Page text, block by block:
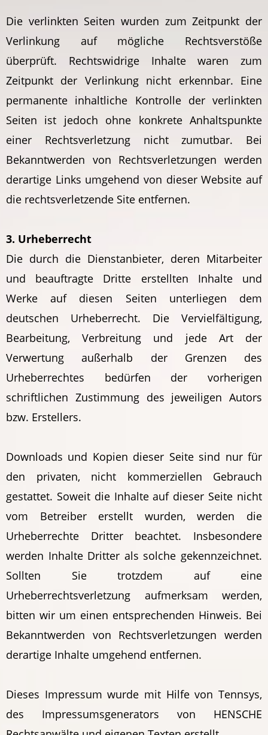
Die verlinkten Seiten wurden zum Zeitpunkt der
Verlinkung auf mögliche Rechtsverstöße
überprüft. Rechtswidrige Inhalte waren zum
Zeitpunkt der Verlinkung nicht erkennbar. Eine
permanente inhaltliche Kontrolle der verlinkten
Seiten ist jedoch ohne konkrete Anhaltspunkte
einer Rechtsverletzung nicht zumutbar. Bei
Bekanntwerden von Rechtsverletzungen werden
derartige Links umgehend von dieser Website auf
die rechtsverletzende Site entfernen.
3. Urheberrecht
Die durch die Dienstanbieter, deren Mitarbeiter
und beauftragte Dritte erstellten Inhalte und
Werke auf diesen Seiten unterliegen dem
deutschen Urheberrecht. Die Vervielfältigung,
Bearbeitung, Verbreitung und jede Art der
Verwertung außerhalb der Grenzen des
Urheberrechtes bedürfen der vorherigen
schriftlichen Zustimmung des jeweiligen Autors
bzw. Erstellers.
Downloads und Kopien dieser Seite sind nur für
den privaten, nicht kommerziellen Gebrauch
gestattet. Soweit die Inhalte auf dieser Seite nicht
vom Betreiber erstellt wurden, werden die
Urheberrechte Dritter beachtet. Insbesondere
werden Inhalte Dritter als solche gekennzeichnet.
Sollten Sie trotzdem auf eine
Urheberrechtsverletzung aufmerksam werden,
bitten wir um einen entsprechenden Hinweis. Bei
Bekanntwerden von Rechtsverletzungen werden
derartige Inhalte umgehend entfernen.
Dieses Impressum wurde mit Hilfe von Tennsys,
des Impressumsgenerators von HENSCHE